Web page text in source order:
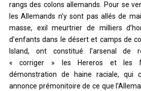
rangs des colons allemands. Pour se
les Allemands n’y sont pas allés de
masse, exil meurtrier de milliers
d’enfants dans le désert et camps de
Island, ont constitué l’arsenal de
« corriger » les Hereros et les
démonstration de haine raciale, qui
annonce prémonitoire de ce que